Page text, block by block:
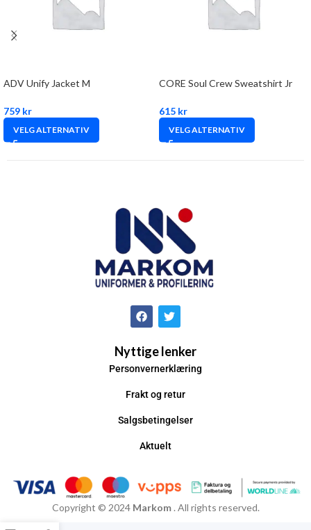
ADV Unify Jacket M
759 kr
VELG ALTERNATIV
CORE Soul Crew Sweatshirt Jr
615 kr
VELG ALTERNATIV
Nyttige lenker
Personvernerklæring
Frakt og retur
Salgsbetingelser
Aktuelt
Copyright © 2024 Markom . All rights reserved.